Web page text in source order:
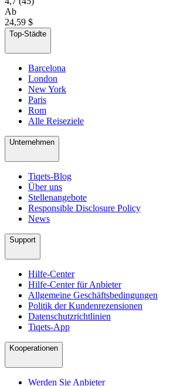
Ab
24,59 $
Top-Städte
Barcelona
London
New York
Paris
Rom
Alle Reiseziele
Unternehmen
Tiqets-Blog
Über uns
Stellenangebote
Responsible Disclosure Policy
News
Support
Hilfe-Center
Hilfe-Center für Anbieter
Allgemeine Geschäftsbedingungen
Politik der Kundenrezensionen
Datenschutzrichtlinien
Tiqets-App
Kooperationen
Werden Sie Anbieter